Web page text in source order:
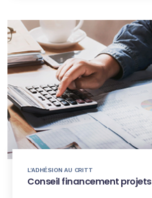
L'ADHÉSION AU CRITT
Conseil financement projets